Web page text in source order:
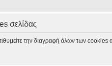
σελίδας
την διαγραφή όλων των cookies